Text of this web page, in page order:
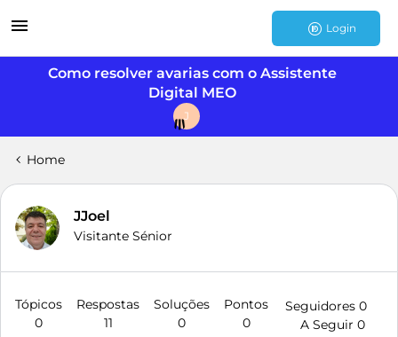
Login
Como resolver avarias com o Assistente
Digital MEO
J
Home
JJoel
Visitante Sénior
Tópicos
0
Respostas
11
Soluções
0
Pontos
0
Seguidores 0
A Seguir 0